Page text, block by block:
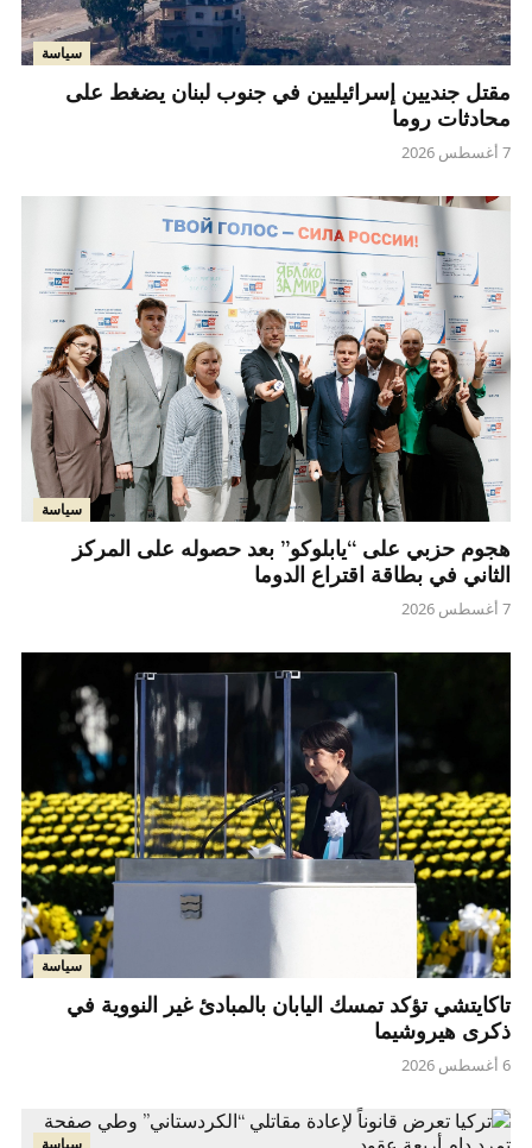
سياسة
مقتل جنديين إسرائيليين في جنوب لبنان يضغط على
محادثات روما
7 أغسطس 2026
سياسة
هجوم حزبي على “يابلوكو” بعد حصوله على المركز
الثاني في بطاقة اقتراع الدوما
7 أغسطس 2026
سياسة
تاكايتشي تؤكد تمسك اليابان بالمبادئ غير النووية في
ذكرى هيروشيما
6 أغسطس 2026
سياسة